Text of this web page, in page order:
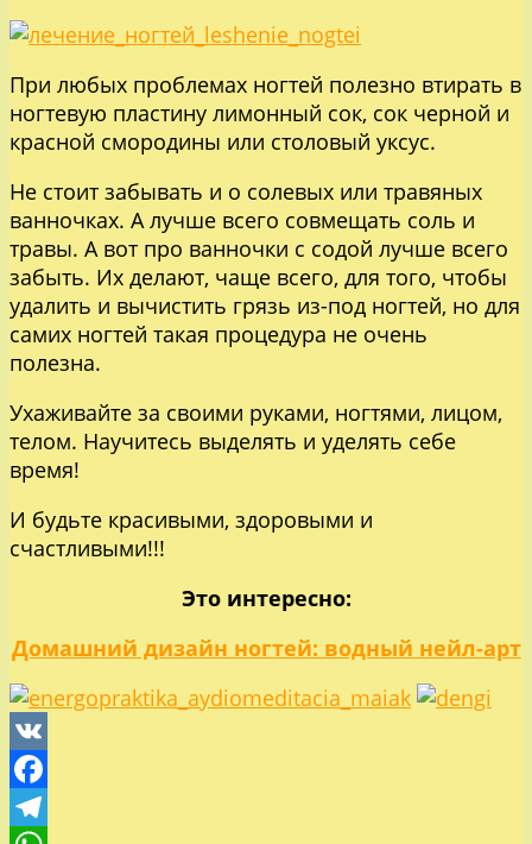
При любых проблемах ногтей полезно втирать в
ногтевую пластину лимонный сок, сок черной и
красной смородины или столовый уксус.
Не стоит забывать и о солевых или травяных
ванночках. А лучше всего совмещать соль и
травы. А вот про ванночки с содой лучше всего
забыть. Их делают, чаще всего, для того, чтобы
удалить и вычистить грязь из-под ногтей, но для
самих ногтей такая процедура не очень
полезна.
Ухаживайте за своими руками, ногтями, лицом,
телом. Научитесь выделять и уделять себе
время!
И будьте красивыми, здоровыми и
счастливыми!!!
Это интересно:
Домашний дизайн ногтей: водный нейл-арт
VK
Facebook